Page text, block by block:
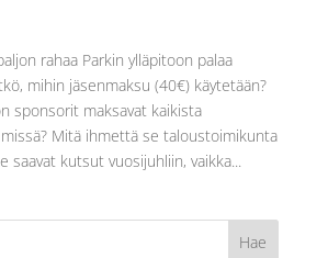
rahaa Parkin ylläpitoon palaa
mihin jäsenmaksu (40€) käytetään?
sponsorit maksavat kaikista
Mitä ihmettä se taloustoimikunta
saavat kutsut vuosijuhliin, vaikka...